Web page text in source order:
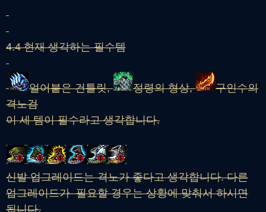
4.4 현재 생각하는 필수템
얼어붙은 건틀릿, 정령의 형상,
구인수의
격노검
이 세 템이 필수라고 생각합니다.
신발 업그레이드는 격노가 좋다고 생각합니다. 다른
업그레이드가 필요할 경우는 상황에 맞춰서 하시면
됩니다.